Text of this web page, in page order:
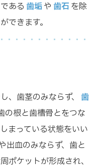
ある 歯垢や 歯石 を除
できます。
、歯茎のみならず、
歯
の根と歯槽骨とをつな
まっている状態をいい
出血のみならず、歯と
ポケットが形成され、